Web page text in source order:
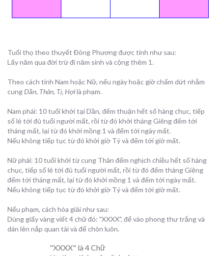
Tuổi thọ theo thuyết Đông Phương được tính như sau:
Lấy năm qua đời trừ đi năm sinh và cộng thêm 1.
Theo cách tính Nam hoặc Nữ, nếu ngày hoặc giờ chấm dứt nhằm
cung Dần, Thân, Tị, Hợilà phạm.
Nam phái: 10 tuổi khởi tại Dần, đếm thuận hết số hàng chục, tiếp
số lẻ tới đủ tuổi người mất, rồi từ đó khởi tháng Giêng đếm tới
tháng mất, lại từ đó khởi mồng 1 và đếm tới ngày mất.
Nếu không tiếp tục từ đó khởi giờ Tý và đếm tới giờ mất.
Nữ phái: 10 tuổi khởi từ cung Thân đếm nghịch chiều hết số hàng
chục, tiếp số lẻ tới đủ tuổi người mất, rồi từ đó đếm tháng Giêng
đếm tới tháng mất, lại từ đó khởi mồng 1 và đếm tới ngày mất.
Nếu không tiếp tục từ đó khởi giờ Tý và đếm tới giờ mất.
Nếu phạm, cách hóa giải như sau:
Dùng giấy vàng viết 4 chữ đỏ: "XXXX", để vào phong thư trắng và
dán lên nắp quan tài và để chôn luôn.
"XXXX" là 4 Chữ